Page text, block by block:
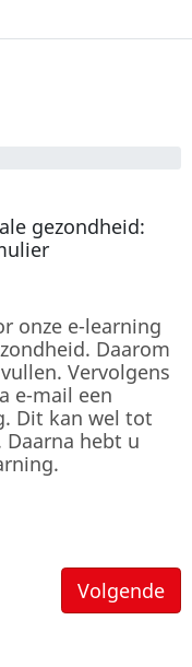
gezondheid:
onze e-learning
Daarom
Vervolgens
e-mail een
Dit kan wel tot
hebt u
Volgende